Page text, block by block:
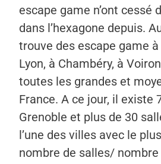
escape game n’ont cessé
dans l’hexagone depuis.
trouve des escape game à
Lyon, à Chambéry, à
toutes les grandes et
France. A ce jour, il existe
Grenoble et plus de 30
l’une des villes avec le
nombre de salles/ nombre